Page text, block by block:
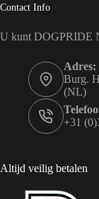
Contact Info
U kunt DOGPRIDE
Adres:
Burg.
(NL)
+31
Altijd veilig betalen